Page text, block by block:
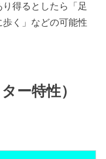
得るとしたら「足
く」などの可能性
ー特性）